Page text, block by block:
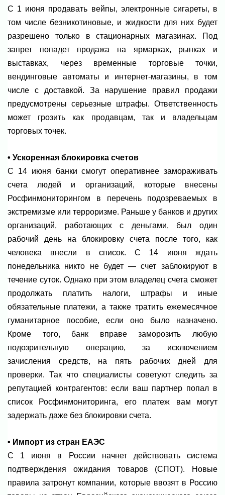
С 1 июня продавать вейпы, электронные сигареты, в
том числе безникотиновые, и жидкости для них будет
разрешено только в стационарных магазинах. Под
запрет попадет продажа на ярмарках, рынках и
выставках, через временные торговые точки,
вендинговые автоматы и интернет-магазины, в том
числе с доставкой. За нарушение правил продажи
предусмотрены серьезные штрафы. Ответственность
может грозить как продавцам, так и владельцам
торговых точек.
• Ускоренная блокировка счетов
С 14 июня банки смогут оперативнее замораживать
счета людей и организаций, которые внесены
Росфинмониторингом в перечень подозреваемых в
экстремизме или терроризме. Раньше у банков и других
организаций, работающих с деньгами, был один
рабочий день на блокировку счета после того, как
человека внесли в список. С 14 июня ждать
понедельника никто не будет — счет заблокируют в
течение суток. Однако при этом владелец счета сможет
продолжать платить налоги, штрафы и иные
обязательные платежи, а также тратить ежемесячное
гуманитарное пособие, если оно было назначено.
Кроме того, банк вправе заморозить любую
подозрительную операцию, за исключением
зачисления средств, на пять рабочих дней для
проверки. Так что специалисты советуют следить за
репутацией контрагентов: если ваш партнер попал в
список Росфинмониторинга, его платеж вам могут
задержать даже без блокировки счета.
• Импорт из стран ЕАЭС
С 1 июня в России начнет действовать система
подтверждения ожидания товаров (СПОТ). Новые
правила затронут компании, которые ввозят в Россию